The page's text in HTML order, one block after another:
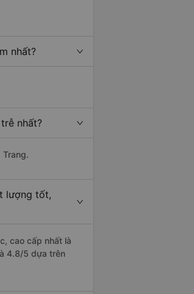
nhất?
nhất?
lượng tốt,
cao cấp nhất là
4.8/5 dựa trên